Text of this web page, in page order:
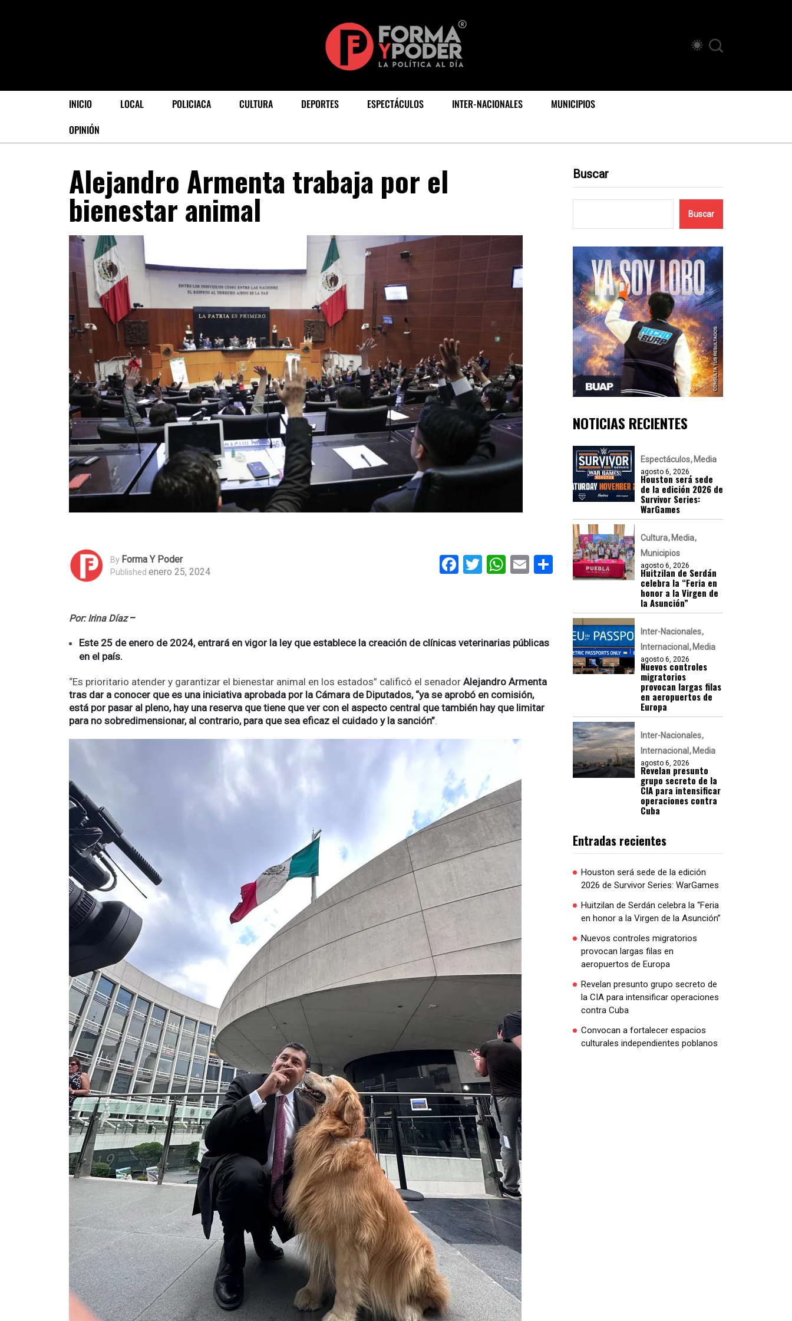
INICIO LOCAL POLICIACA CULTURA DEPORTES ESPECTÁCULOS INTER-NACIONALES
MUNICIPIOS
OPINIÓN
Alejandro Armenta trabaja por el
bienestar animal
By Forma Y Poder
Published enero 25, 2024 Facebook
Twitter
WhatsApp
EmailCompartir
Por: Irina Díaz –
Este 25 de enero de 2024, entrará en vigor la ley que establece la creación de clínicas veterinarias públicas
en el país.
“Es prioritario atender y garantizar el bienestar animal en los estados” calificó el senador Alejandro Armenta
tras dar a conocer que es una iniciativa aprobada por la Cámara de Diputados, “ya se aprobó en comisión,
está por pasar al pleno, hay una reserva que tiene que ver con el aspecto central que también hay que limitar
para no sobredimensionar, al contrario, para que sea eficaz el cuidado y la sanción”.
Buscar
Buscar
NOTICIAS RECIENTES
Espectáculos Media
agosto 6, 2026
Houston será sede
de la edición 2026 de
Survivor Series:
WarGames
Cultura Media
Municipios
agosto 6, 2026
Huitzilan de Serdán
celebra la “Feria en
honor a la Virgen de
la Asunción”
Inter-Nacionales
Internacional
Media
agosto 6, 2026
Nuevos controles
migratorios
provocan largas filas
en aeropuertos de
Europa
Inter-Nacionales
Internacional
Media
agosto 6, 2026
Revelan presunto
grupo secreto de la
CIA para intensificar
operaciones contra
Cuba
Entradas recientes
Houston será sede de la edición
2026 de Survivor Series: WarGames
Huitzilan de Serdán celebra la “Feria
en honor a la Virgen de la Asunción”
Nuevos controles migratorios
provocan largas filas en
aeropuertos de Europa
Revelan presunto grupo secreto de
la CIA para intensificar operaciones
contra Cuba
Convocan a fortalecer espacios
culturales independientes poblanos